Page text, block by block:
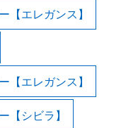
【エレガンス】
【エレガンス】
【シビラ】